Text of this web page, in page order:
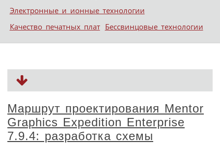
Электронные и ионные технологии
Качество печатных плат Бессвинцовые технологии
Маршрут проектирования Mentor
Graphics Expedition Enterprise
7.9.4: разработка схемы